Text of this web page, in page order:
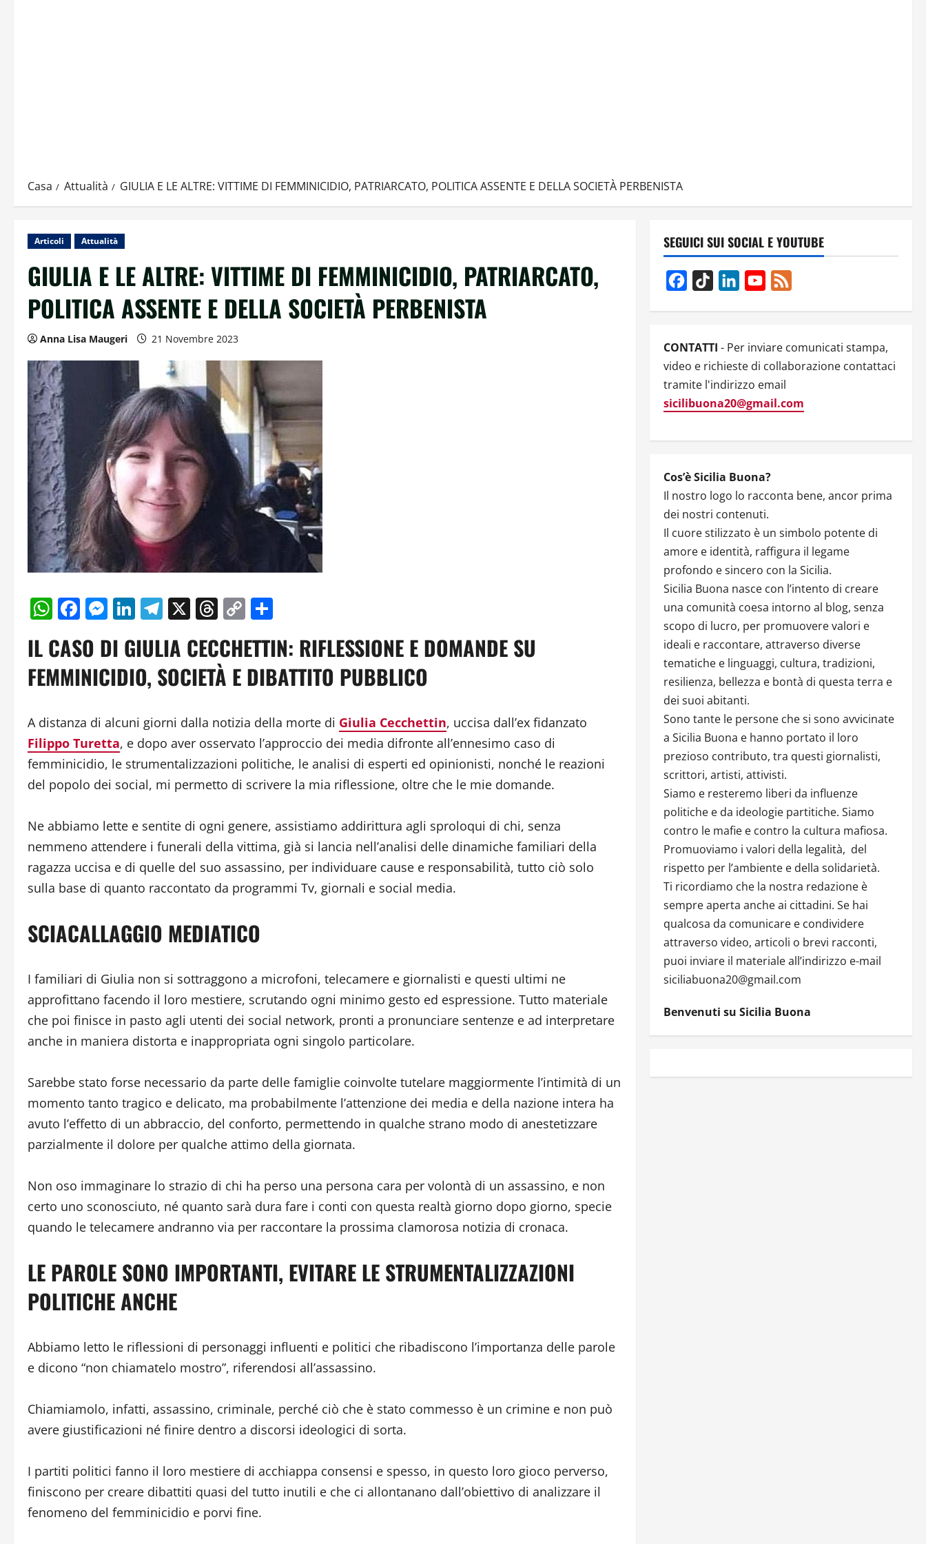
Casa Attualità GIULIA E LE ALTRE: VITTIME DI FEMMINICIDIO, PATRIARCATO, POLITICA ASSENTE E DELLA SOCIETÀ PERBENISTA
Articoli Attualità
GIULIA E LE ALTRE: VITTIME DI FEMMINICIDIO, PATRIARCATO,
POLITICA ASSENTE E DELLA SOCIETÀ PERBENISTA
Anna Lisa Maugeri 21 Novembre 2023
WhatsApp
Facebook
Messenger
LinkedIn
Telegram
X Threads
Copy
IL CASO DI GIULIA CECCHETTIN: RIFLESSIONE E DOMANDE SU
FEMMINICIDIO, SOCIETÀ E DIBATTITO PUBBLICO
A distanza di alcuni giorni dalla notizia della morte di Giulia Cecchettin, uccisa dall’ex fidanzato
Filippo Turetta, e dopo aver osservato l’approccio dei media difronte all’ennesimo caso di
femminicidio, le strumentalizzazioni politiche, le analisi di esperti ed opinionisti, nonché le reazioni
del popolo dei social, mi permetto di scrivere la mia riflessione, oltre che le mie domande.
Ne abbiamo lette e sentite di ogni genere, assistiamo addirittura agli sproloqui di chi, senza
nemmeno attendere i funerali della vittima, già si lancia nell’analisi delle dinamiche familiari della
ragazza uccisa e di quelle del suo assassino, per individuare cause e responsabilità, tutto ciò solo
sulla base di quanto raccontato da programmi Tv, giornali e social media.
SCIACALLAGGIO MEDIATICO
I familiari di Giulia non si sottraggono a microfoni, telecamere e giornalisti e questi ultimi ne
approfittano facendo il loro mestiere, scrutando ogni minimo gesto ed espressione. Tutto materiale
che poi finisce in pasto agli utenti dei social network, pronti a pronunciare sentenze e ad interpretare
anche in maniera distorta e inappropriata ogni singolo particolare.
Sarebbe stato forse necessario da parte delle famiglie coinvolte tutelare maggiormente l’intimità di un
momento tanto tragico e delicato, ma probabilmente l’attenzione dei media e della nazione intera ha
avuto l’effetto di un abbraccio, del conforto, permettendo in qualche strano modo di anestetizzare
parzialmente il dolore per qualche attimo della giornata.
Non oso immaginare lo strazio di chi ha perso una persona cara per volontà di un assassino, e non
certo uno sconosciuto, né quanto sarà dura fare i conti con questa realtà giorno dopo giorno, specie
quando le telecamere andranno via per raccontare la prossima clamorosa notizia di cronaca.
LE PAROLE SONO IMPORTANTI, EVITARE LE STRUMENTALIZZAZIONI
POLITICHE ANCHE
Abbiamo letto le riflessioni di personaggi influenti e politici che ribadiscono l’importanza delle parole
e dicono “non chiamatelo mostro”, riferendosi all’assassino.
Chiamiamolo, infatti, assassino, criminale, perché ciò che è stato commesso è un crimine e non può
avere giustificazioni né finire dentro a discorsi ideologici di sorta.
I partiti politici fanno il loro mestiere di acchiappa consensi e spesso, in questo loro gioco perverso,
finiscono per creare dibattiti quasi del tutto inutili e che ci allontanano dall’obiettivo di analizzare il
fenomeno del femminicidio e porvi fine.
SEGUICI SUI SOCIAL E YOUTUBE
Facebook
TikTok LinkedInYouTube
CONTATTI - Per inviare comunicati stampa,
video e richieste di collaborazione contattaci
tramite l'indirizzo email
sicilibuona20@gmail.com
Cos’è Sicilia Buona?
Il nostro logo lo racconta bene, ancor prima
dei nostri contenuti.
Il cuore stilizzato è un simbolo potente di
amore e identità, raffigura il legame
profondo e sincero con la Sicilia.
Sicilia Buona nasce con l’intento di creare
una comunità coesa intorno al blog, senza
scopo di lucro, per promuovere valori e
ideali e raccontare, attraverso diverse
tematiche e linguaggi, cultura, tradizioni,
resilienza, bellezza e bontà di questa terra e
dei suoi abitanti.
Sono tante le persone che si sono avvicinate
a Sicilia Buona e hanno portato il loro
prezioso contributo, tra questi giornalisti,
scrittori, artisti, attivisti.
Siamo e resteremo liberi da influenze
politiche e da ideologie partitiche. Siamo
contro le mafie e contro la cultura mafiosa.
Promuoviamo i valori della legalità, del
rispetto per l’ambiente e della solidarietà.
Ti ricordiamo che la nostra redazione è
sempre aperta anche ai cittadini. Se hai
qualcosa da comunicare e condividere
attraverso video, articoli o brevi racconti,
puoi inviare il materiale all’indirizzo e-mail
siciliabuona20@gmail.com
Benvenuti su Sicilia Buona